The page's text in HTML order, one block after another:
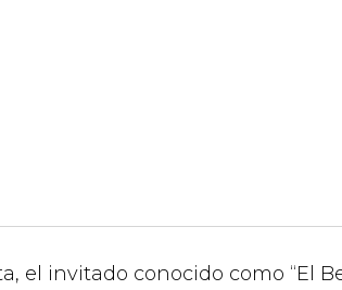
el invitado conocido como “El